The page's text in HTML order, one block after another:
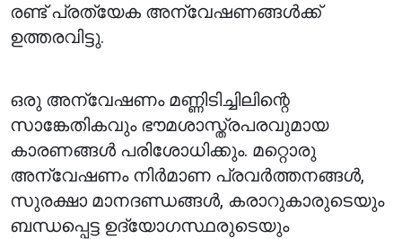
രണ്ട് പ്രത്യേക അന്വേഷണങ്ങൾക്ക്
ഉത്തരവിട്ടു.
ഒരു അന്വേഷണം മണ്ണിടിച്ചിലിന്റെ
സാങ്കേതികവും ഭൗമശാസ്ത്രപരവുമായ
കാരണങ്ങൾ പരിശോധിക്കും. മറ്റൊരു
അന്വേഷണം നിർമാണ പ്രവർത്തനങ്ങൾ,
സുരക്ഷാ മാനദണ്ഡങ്ങൾ, കരാറുകാരുടെയും
ബന്ധപ്പെട്ട ഉദ്യോഗസ്ഥരുടെയും